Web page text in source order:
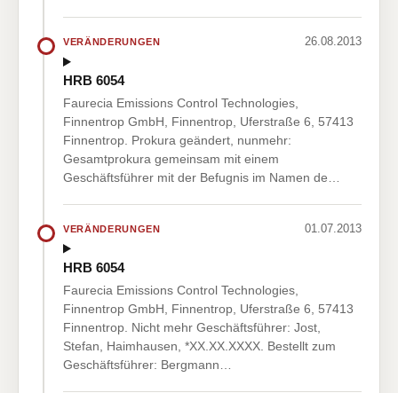
VERÄNDERUNGEN 26.08.2013
HRB 6054
Faurecia Emissions Control Technologies,
Finnentrop GmbH, Finnentrop, Uferstraße 6, 57413
Finnentrop. Prokura geändert, nunmehr:
Gesamtprokura gemeinsam mit einem
Geschäftsführer mit der Befugnis im Namen de…
VERÄNDERUNGEN 01.07.2013
HRB 6054
Faurecia Emissions Control Technologies,
Finnentrop GmbH, Finnentrop, Uferstraße 6, 57413
Finnentrop. Nicht mehr Geschäftsführer: Jost,
Stefan, Haimhausen, *XX.XX.XXXX. Bestellt zum
Geschäftsführer: Bergmann…